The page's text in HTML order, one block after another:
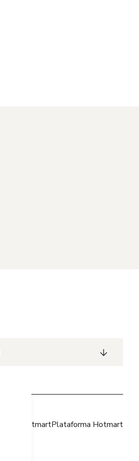
Site HotmartPlataforma Hotmart